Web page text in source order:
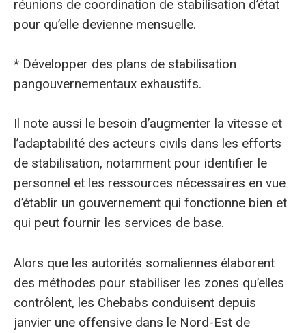
réunions de coordination de stabilisation d’état
pour qu’elle devienne mensuelle.
* Développer des plans de stabilisation
pangouvernementaux exhaustifs.
Il note aussi le besoin d’augmenter la vitesse et
l’adaptabilité des acteurs civils dans les efforts
de stabilisation, notamment pour identifier le
personnel et les ressources nécessaires en vue
d’établir un gouvernement qui fonctionne bien et
qui peut fournir les services de base.
Alors que les autorités somaliennes élaborent
des méthodes pour stabiliser les zones qu’elles
contrôlent, les Chebabs conduisent depuis
janvier une offensive dans le Nord-Est de